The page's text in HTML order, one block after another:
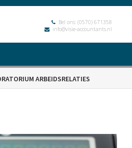
Bel ons: (0570) 671358
info@visie-accountants.nl
ARBEIDSRELATIES